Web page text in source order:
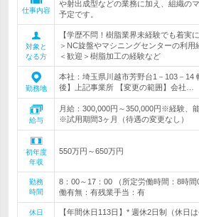
仕事内容
や射出成型などの業務に加え、組織の
予定です。
対象と
なる方
【学歴不問！樹脂業界未経験でも着実
＞NC旋盤やマシニングセンターの利
＜歓迎＞樹脂加工の経験など
勤務地
本社：埼玉県川越市芳野台1－103－14
後】上記事業所 【変更の範囲】会社…
給与
月給：300,000円～350,000円※経験、
※試用期間3ヶ月（待遇の変更なし）
初年度
年収
550万円～650万円
勤務
時間
8：00～17：00 （所定労働時間：8時
働有無：有残業手当：有
休日
【年間休日113日】* 週休2日制（休日